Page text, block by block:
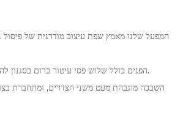
2. הפנים כולל שלוש פסי עיטור כרום בסגנון להב אופקיים, המעצימים את השכבות החזותיות ותחושת הכוח. חומר הכרום עמיד בפני קורוזיה עם ברק לאורך זמן.